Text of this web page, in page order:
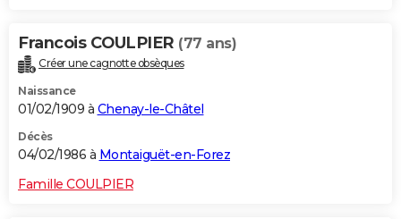
Francois COULPIER (77 ans)
Créer une cagnotte obsèques
Naissance
01/02/1909 à Chenay-le-Châtel
Décès
04/02/1986 à Montaiguët-en-Forez
Famille COULPIER